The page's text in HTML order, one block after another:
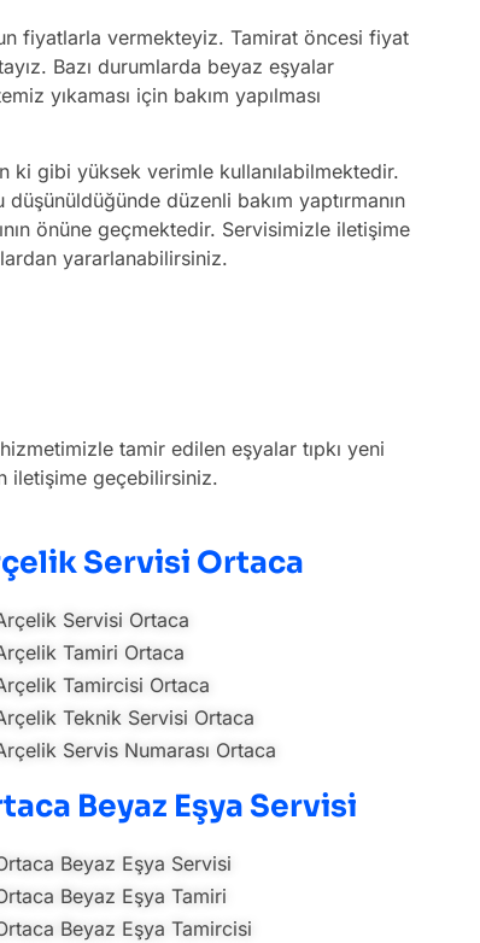
fiyatlarla vermekteyiz. Tamirat öncesi fiyat
Bazı durumlarda beyaz eşyalar
yıkaması için bakım yapılması
ki gibi yüksek verimle kullanılabilmektedir.
düzenli bakım yaptırmanın
önüne geçmektedir. Servisimizle iletişime
yararlanabilirsiniz.
tamir edilen eşyalar tıpkı yeni
iletişime geçebilirsiniz.
Servisi Ortaca
Servisi Ortaca
Tamiri Ortaca
Tamircisi Ortaca
Teknik Servisi Ortaca
Servis Numarası Ortaca
Beyaz Eşya Servisi
Beyaz Eşya Servisi
Beyaz Eşya Tamiri
Beyaz Eşya Tamircisi